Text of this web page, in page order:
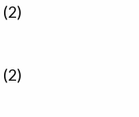
(2)
(2)